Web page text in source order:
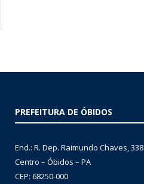
PREFEITURA DE ÓBIDOS
End.: R. Dep. Raimundo Chaves, 338
Centro – Óbidos – PA
CEP: 68250-000